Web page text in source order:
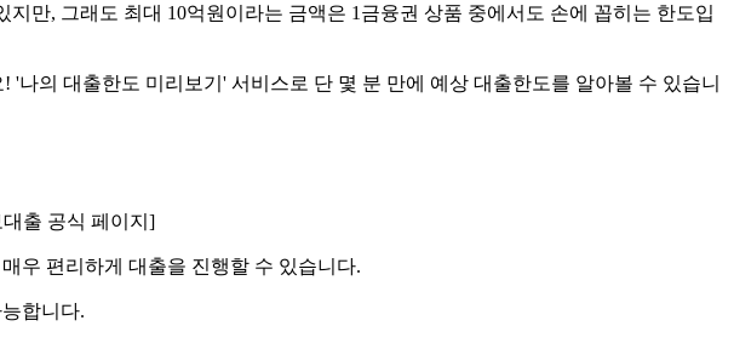
만, 그래도 최대 10억원이라는 금액은 1금융권 상품 중에서도 손에 꼽히는 한도입
의 대출한도 미리보기' 서비스로 단 몇 분 만에 예상 대출한도를 알아볼 수 있습니
대출 공식 페이지]
우 편리하게 대출을 진행할 수 있습니다.
합니다.